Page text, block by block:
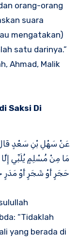
orang-orang
suara
mengatakan)
satu darinya.”
Ahmad, Malik
Saksi Di
عَنْ سَهْلِ بْنِ سَعْدٍ قَالَ
مَا مِنْ مُسْلِمٍ يُلَبِّي
حَجَرٍ أَوْ شَجَرٍ أَوْ مَدَرٍ
“Tidaklah
yang berada di